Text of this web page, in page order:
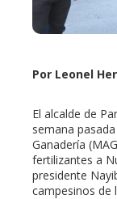
Por Leonel
El alcalde de
semana
Ganadería
fertilizantes a
presidente
campesinos de